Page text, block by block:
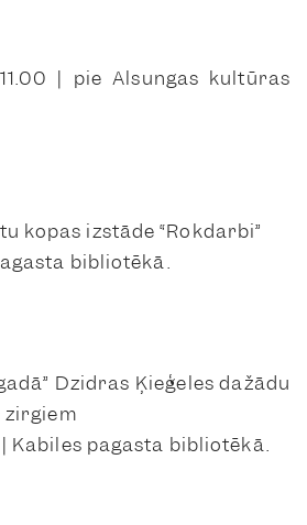
| pie Alsungas kultūras
kopas izstāde “Rokdarbi”
bibliotēkā.
Dzidras Ķieģeles dažādu
Kabiles pagasta bibliotēkā.